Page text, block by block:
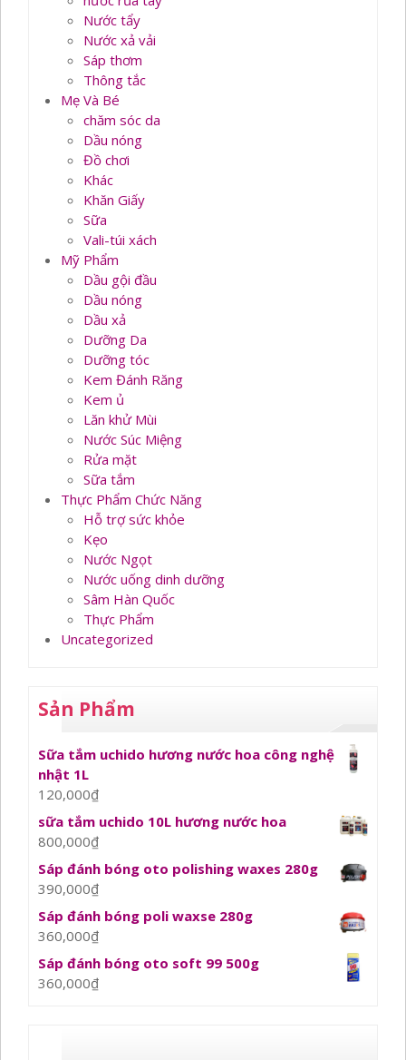
Nước tẩy
Nước xả vải
Sáp thơm
Thông tắc
Mẹ Và Bé
chăm sóc da
Dầu nóng
Đồ chơi
Khác
Khăn Giấy
Sữa
Vali-túi xách
Mỹ Phẩm
Dầu gội đầu
Dầu nóng
Dầu xả
Dưỡng Da
Dưỡng tóc
Kem Đánh Răng
Kem ủ
Lăn khử Mùi
Nước Súc Miệng
Rửa mặt
Sữa tắm
Thực Phẩm Chức Năng
Hỗ trợ sức khỏe
Kẹo
Nước Ngọt
Nước uống dinh dưỡng
Sâm Hàn Quốc
Thực Phẩm
Uncategorized
Sản Phẩm
Sữa tắm uchido hương nước hoa công nghệ
nhật 1L
120,000₫
sữa tắm uchido 10L hương nước hoa
800,000₫
Sáp đánh bóng oto polishing waxes 280g
390,000₫
Sáp đánh bóng poli waxse 280g
360,000₫
Sáp đánh bóng oto soft 99 500g
360,000₫